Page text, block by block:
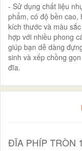
- Sử dụng chất liệu
phẩm, có độ bền
kích thước và màu
hợp với nhiều phong
giúp bạn dễ dàng
sinh và xếp chồng
đĩa.
ĐĨA PHÍP TRÒN